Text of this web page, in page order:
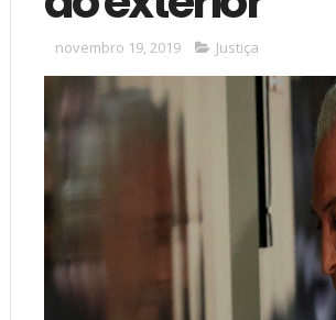
novembro 19, 2019 Justiça